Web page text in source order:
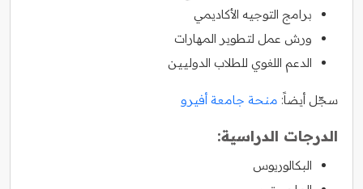
برامج التوجيه الأكاديمي
ورش عمل لتطوير المهارات
الدعم اللغوي للطلاب الدوليين
سجّل أيضاً: منحة جامعة أفيرو
الدرجات الدراسية:
البكالوريوس